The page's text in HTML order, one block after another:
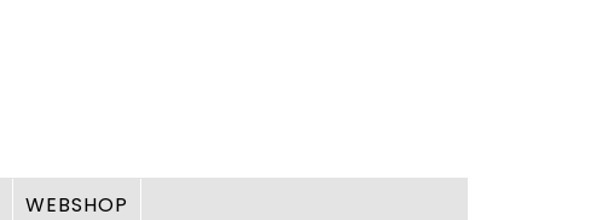
WEBSHOP